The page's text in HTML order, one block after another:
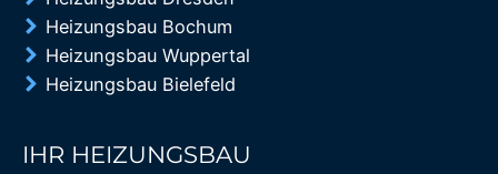
Heizungsbau Bochum
Heizungsbau Wuppertal
Heizungsbau Bielefeld
IHR HEIZUNGSBAU